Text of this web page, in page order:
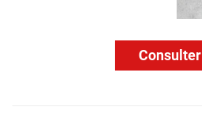
Consulter